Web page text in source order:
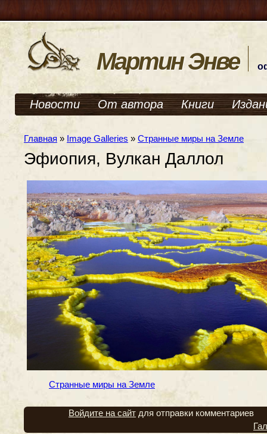
Мартин Энве
Новости От автора Книги
Главная » Image Galleries » Странные миры на Земле
Эфиопия, Вулкан Даллол
Странные миры на Земле
Войдите на сайт для отправки комментариев